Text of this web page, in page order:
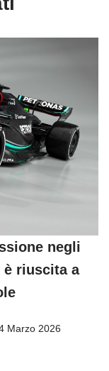
negli
è riuscita a
Marzo 2026